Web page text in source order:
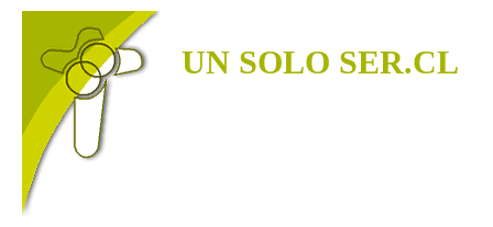
Skip
content
UN SOLO SER.CL